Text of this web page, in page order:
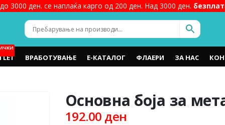
3000 ден. се наплаќа карго од 200 ден. Над 3000 ден.
ВРАБОТУВАЊЕ Е-КАТАЛОГ ФЛАЕРИ ЗА НАС
Основна боја за
192.00 ден